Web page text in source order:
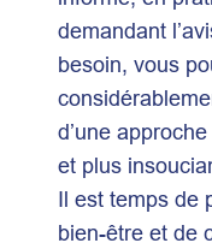
demandant
besoin, vous
d’une
et plus
Il est temps de
bien-être et de